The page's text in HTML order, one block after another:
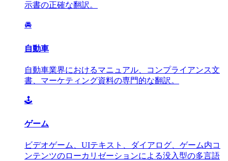
示書の正確な翻訳。
🚘
自動車
自動車業界におけるマニュアル、コンプライアンス文
書、マーケティング資料の専門的な翻訳。
🕹️
ゲーム
ビデオゲーム、UIテキスト、ダイアログ、ゲーム内コ
ンテンツのローカリゼーションによる没入型の多言語